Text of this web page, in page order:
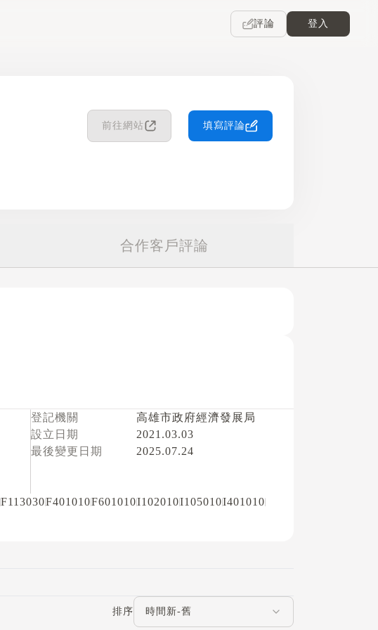
評論 登入
前往網站 填寫評論
合作客戶評論
登記機關
高雄市政府經濟發展局
設立日期
2021.03.03
最後變更日期
2025.07.24
F113030F401010F601010I102010I105010I401010
排序
評論排序